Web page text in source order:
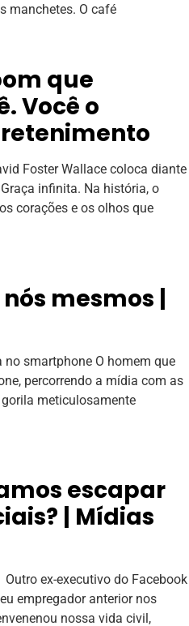
manchetes. O café
que
Você o
Foster Wallace coloca diante
infinita. Na história, o
corações e os olhos que
mesmos |
smartphone O homem que
percorrendo a mídia com as
meticulosamente
escapar
| Mídias
ex-executivo do Facebook
empregador anterior nos
nossa vida civil,